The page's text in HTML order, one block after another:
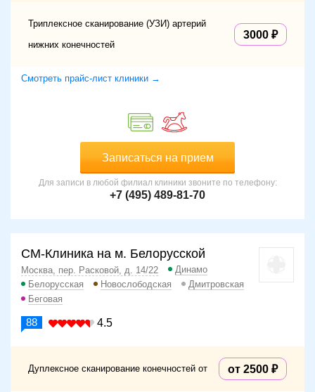
Триплексное сканирование (УЗИ) артерий
нижних конечностей
3000
Смотреть прайс-лист клиники →
Записаться на прием
Для записи в любой филиал клиники звоните по телефону:
+7 (495) 489-81-70
СМ-Клиника на м. Белорусской
Москва, пер. Расковой, д. 14/22
Динамо
Белорусская
Новослободская
Дмитровская
Беговая
88 4.5
Дуплексное сканирование конечностей от от 2500